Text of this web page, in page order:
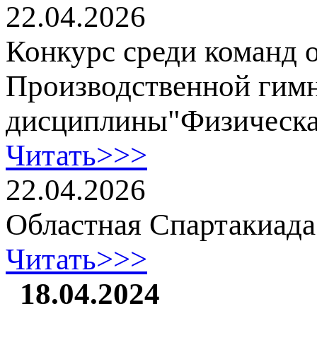
22.04.2026
Конкурс среди команд
Производственной
Читать>>>
22.04.2026
Областная
Читать>>>
18.04.2024